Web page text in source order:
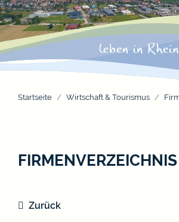
Startseite Wirtschaft & Tourismus
FIRMENVERZEICHNIS
Zurück